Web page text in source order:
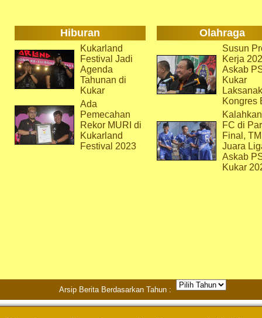
Hiburan Olahraga
Kukarland
Festival Jadi
Agenda
Tahunan di
Kukar
Ada
Pemecahan
Rekor MURI di
Kukarland
Festival 2023
Susun
Kerja
Askab
Kukar
Kongres
FC di
Final,
Juara
Askab
Kukar
Arsip Berita Berdasarkan Tahun :